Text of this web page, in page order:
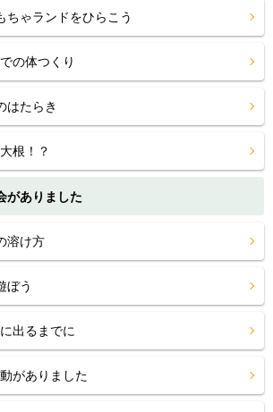
ゃランドをひらこう
の体つくり
たらき
根！？
がありました
溶け方
ぼう
出るまでに
がありました